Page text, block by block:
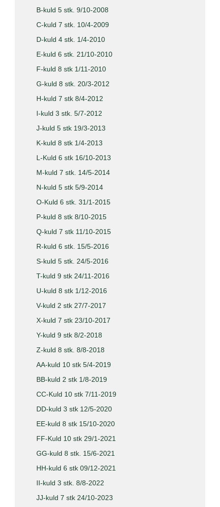
B-kuld 5 stk. 9/10-2008
C-kuld 7 stk. 10/4-2009
D-kuld 4 stk. 1/4-2010
E-kuld 6 stk. 21/10-2010
F-kuld 8 stk 1/11-2010
G-kuld 8 stk. 20/3-2012
H-kuld 7 stk 8/4-2012
I-kuld 3 stk. 5/7-2012
J-kuld 5 stk 19/3-2013
K-kuld 8 stk 1/4-2013
L-Kuld 6 stk 16/10-2013
M-kuld 7 stk. 14/5-2014
N-kuld 5 stk 5/9-2014
O-Kuld 6 stk. 31/1-2015
P-kuld 8 stk 8/10-2015
Q-kuld 7 stk 11/10-2015
R-kuld 6 stk. 15/5-2016
S-kuld 5 stk. 24/5-2016
T-kuld 9 stk 24/11-2016
U-kuld 8 stk 1/12-2016
V-kuld 2 stk 27/7-2017
X-kuld 7 stk 23/10-2017
Y-kuld 9 stk 8/2-2018
Z-kuld 8 stk. 8/8-2018
AA-kuld 10 stk 5/4-2019
BB-kuld 2 stk 1/8-2019
CC-Kuld 10 stk 7/11-2019
DD-kuld 3 stk 12/5-2020
EE-kuld 8 stk 15/10-2020
FF-Kuld 10 stk 29/1-2021
GG-kuld 8 stk. 15/6-2021
HH-kuld 6 stk 09/12-2021
II-kuld 3 stk. 8/8-2022
JJ-kuld 7 stk 24/10-2023